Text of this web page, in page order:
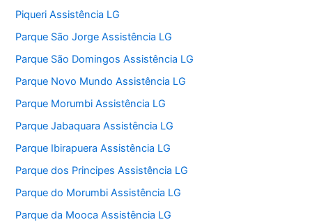
Piqueri Assistência LG
Parque São Jorge Assistência LG
Parque São Domingos Assistência LG
Parque Novo Mundo Assistência LG
Parque Morumbi Assistência LG
Parque Jabaquara Assistência LG
Parque Ibirapuera Assistência LG
Parque dos Principes Assistência LG
Parque do Morumbi Assistência LG
Parque da Mooca Assistência LG